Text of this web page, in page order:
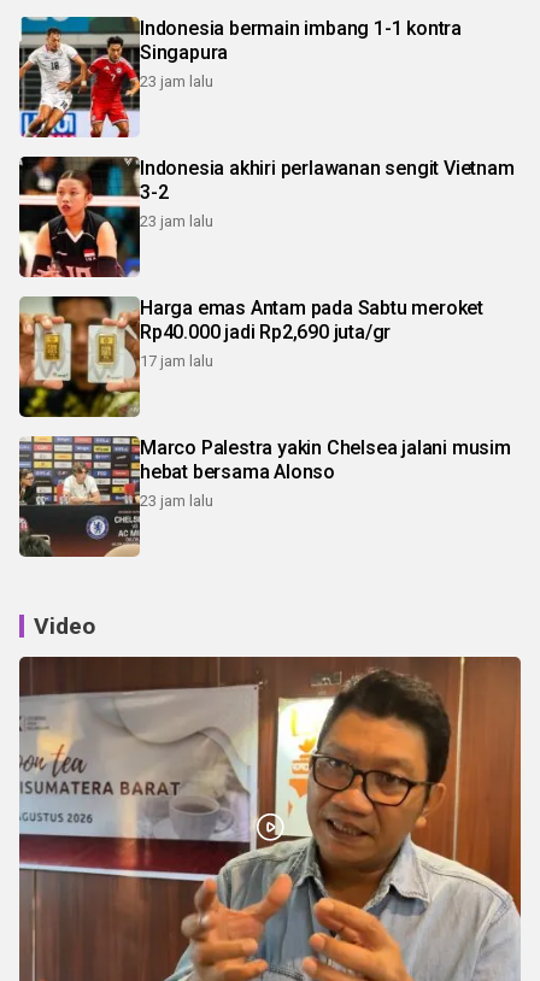
Indonesia bermain imbang 1-1 kontra
Singapura
23 jam lalu
Indonesia akhiri perlawanan sengit Vietnam
3-2
23 jam lalu
Harga emas Antam pada Sabtu meroket
Rp40.000 jadi Rp2,690 juta/gr
17 jam lalu
Marco Palestra yakin Chelsea jalani musim
hebat bersama Alonso
23 jam lalu
Video